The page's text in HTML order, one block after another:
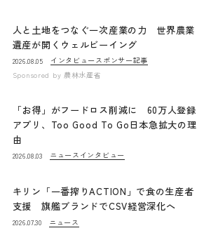
人と土地をつなぐ一次産業の力 世界農業
遺産が開くウェルビーイング
2026.08.05 インタビュー スポンサー記事
Sponsored by 農林水産省
「お得」がフードロス削減に 60万人登録
アプリ、Too Good To Go日本急拡大の理
由
2026.08.03 ニュース インタビュー
キリン「一番搾りACTION」で食の生産者
支援 旗艦ブランドでCSV経営深化へ
2026.07.30 ニュース